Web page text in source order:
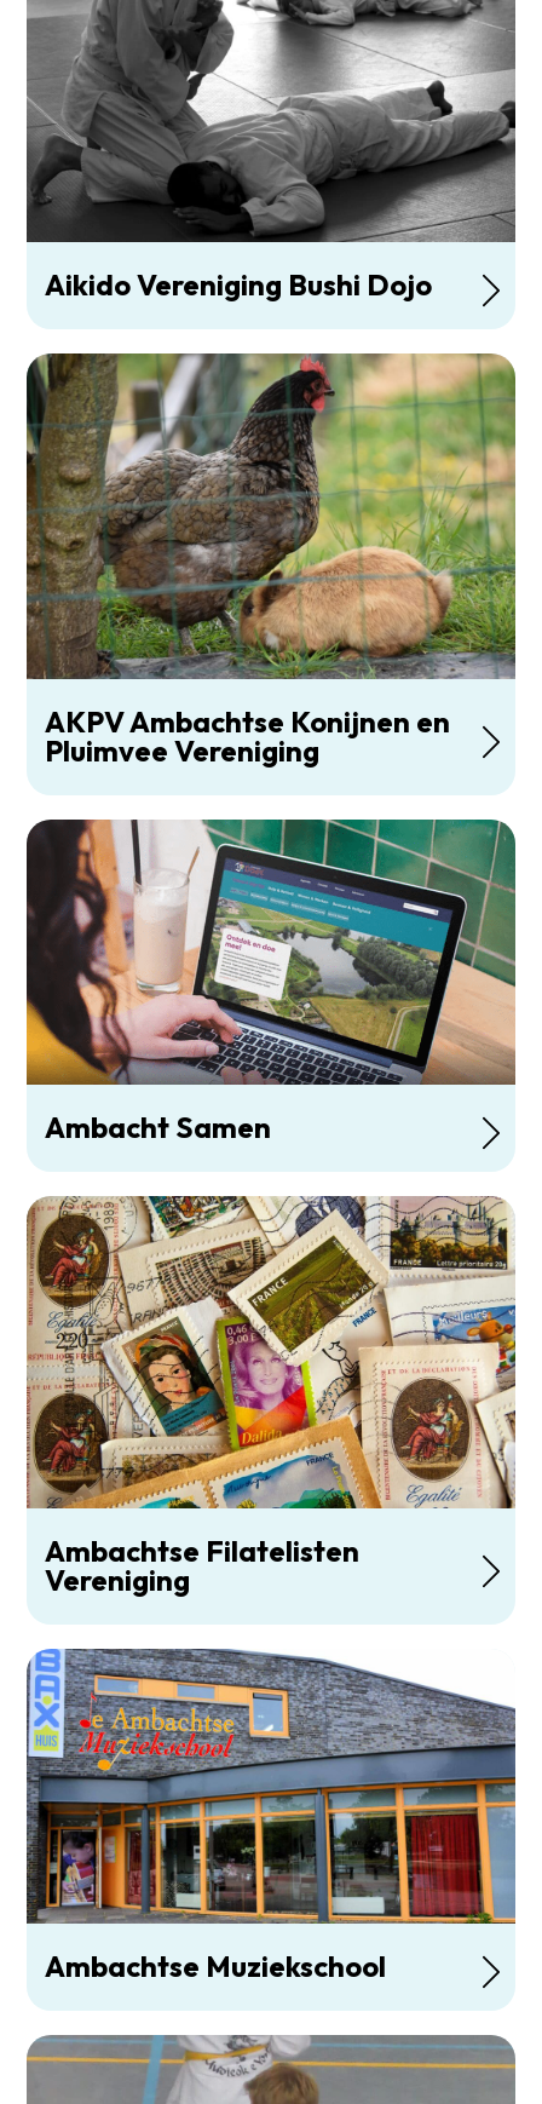
Aikido Vereniging Bushi Dojo
AKPV Ambachtse Konijnen en
Pluimvee Vereniging
Ambacht Samen
Ambachtse Filatelisten
Vereniging
Ambachtse Muziekschool